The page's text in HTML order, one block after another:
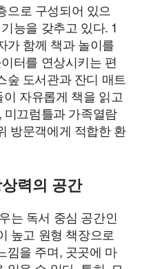
으로 구성되어 있으
능을 갖추고 있다. 1
가 함께 책과 놀이를
터를 연상시키는 편
숲 도서관과 잔디 매트
자유롭게 책을 읽고
끄럼틀과 가족열람
방문객에게 적합한 환
력의 공간
는 독서 중심 공간인
높고 원형 책장으로
낌을 주며, 곳곳에 마